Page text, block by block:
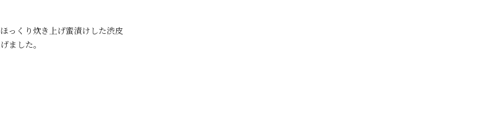
っくり炊き上げ蜜漬けした渋皮
ました。